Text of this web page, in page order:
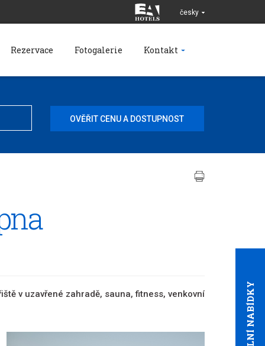
česky
Rezervace Fotogalerie Kontakt
v uzavřené zahradě, sauna, fitness, venkovní